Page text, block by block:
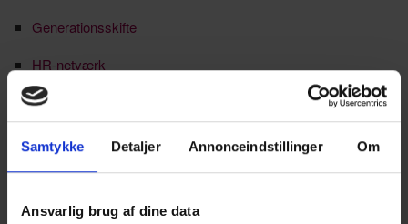
Samtykke Detaljer Annonceindstillinger Om
Ansvarlig brug af dine data
Generationsskifte
HR-netværk
Ikke kategoriseret
Jobmarked
Købstaden Nykøbing Sj.
Kultur & events